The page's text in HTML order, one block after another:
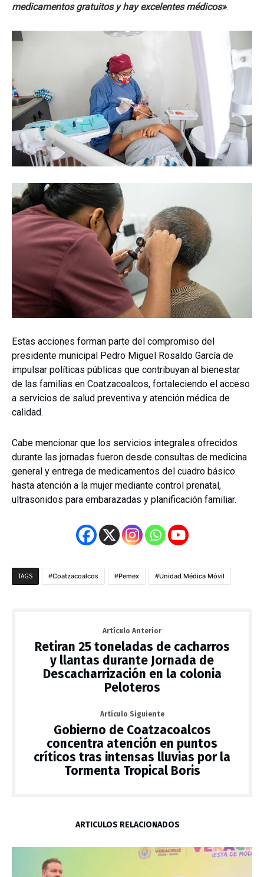
medicamentos gratuitos y hay excelentes médicos».
Estas acciones forman parte del compromiso del
presidente municipal Pedro Miguel Rosaldo García de
impulsar políticas públicas que contribuyan al bienestar
de las familias en Coatzacoalcos, fortaleciendo el acceso
a servicios de salud preventiva y atención médica de
calidad.
Cabe mencionar que los servicios integrales ofrecidos
durante las jornadas fueron desde consultas de medicina
general y entrega de medicamentos del cuadro básico
hasta atención a la mujer mediante control prenatal,
ultrasonidos para embarazadas y planificación familiar.
TAGS Coatzacoalcos Pemex Unidad Médica Móvil
Artículo Anterior
Retiran 25 toneladas de cacharros
y llantas durante Jornada de
Descacharrización en la colonia
Peloteros
Artículo Siguiente
Gobierno de Coatzacoalcos
concentra atención en puntos
críticos tras intensas lluvias por la
Tormenta Tropical Boris
ARTÍCULOS RELACIONADOS